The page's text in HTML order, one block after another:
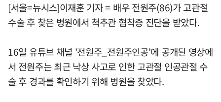
[서울=뉴시스]이재훈 기자 = 배우 전원주(86)가 고관절
수술 후 찾은 병원에서 척추관 협착증 진단을 받았다.
16일 유튜브 채널 '전원주_전원주인공'에 공개된 영상에
서 전원주는 최근 낙상 사고로 인한 고관절 인공관절 수
술 후 경과를 확인하기 위해 병원을 찾았다.